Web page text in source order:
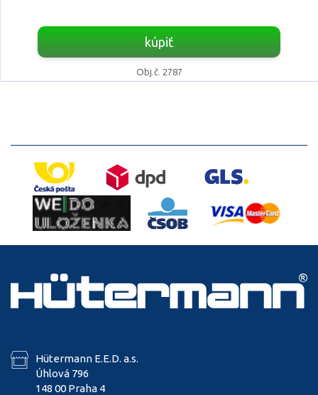
kúpiť
Obj.č. 2787
Hütermann E.E.D. a.s.
Úhlová 796
148 00 Praha 4